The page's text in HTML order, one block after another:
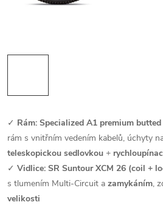
✓ Rám: Specialized A1 premium
rám s vnitřním vedením kabelů, úchyty
teleskopickou sedlovkou +
✓ Vidlice: SR Suntour XCM 26 (coil +
s tlumením Multi-Circuit a zamykáním,
velikosti